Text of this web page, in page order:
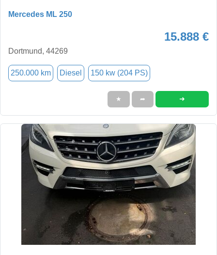
Mercedes ML 250
15.888 €
Dortmund, 44269
250.000 km Diesel 150 kw (204 PS)
★ ➦ ➜